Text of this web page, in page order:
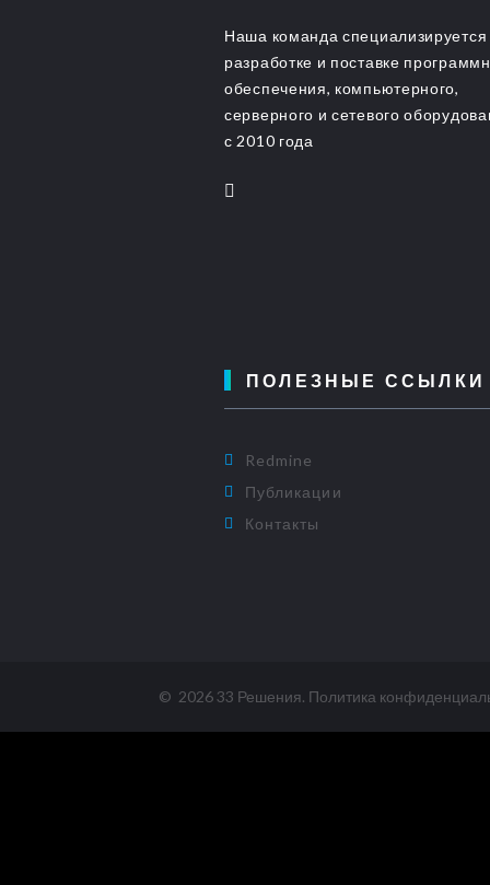
Наша команда специализируется
разработке и поставке
обеспечения, компьютерного,
серверного и сетевого
с 2010 года
ПОЛЕЗНЫЕ ССЫЛКИ
Redmine
Публикации
Контакты
© 202633 Решения. Политика